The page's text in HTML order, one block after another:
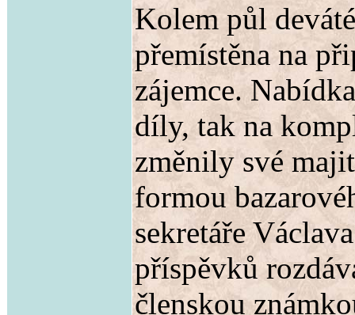
Kolem půl
přemístěna na
zájemce.
díly, tak na
změnily své
formou
sekretáře
příspěvků
členskou